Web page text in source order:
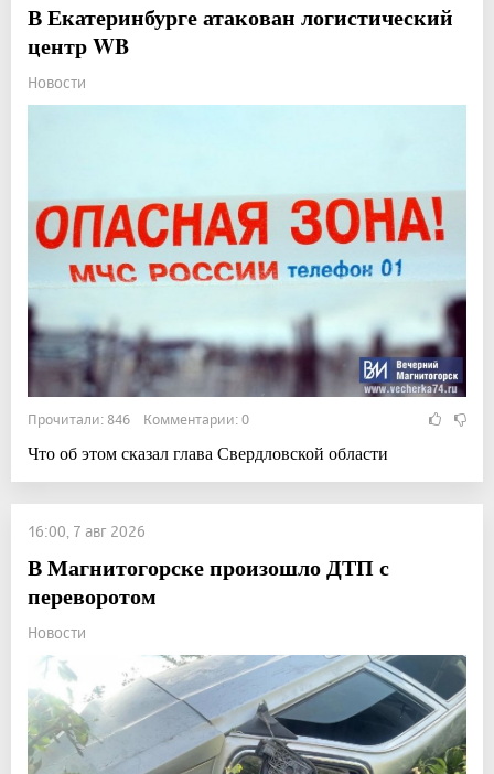
В Екатеринбурге атакован логистический
центр WB
Новости
Прочитали: 846 Комментарии: 0
Что об этом сказал глава Свердловской области
16:00, 7 авг 2026
В Магнитогорске произошло ДТП с
переворотом
Новости